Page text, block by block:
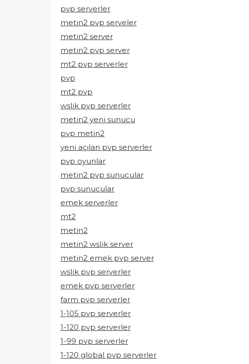
pvp serverler
metin2 pvp serveler
metin2 server
metin2 pvp server
mt2 pvp serverler
pvp
mt2 pvp
wslik pvp serverler
metin2 yeni sunucu
pvp metin2
yeni açılan pvp serverler
pvp oyunlar
metin2 pvp sunucular
pvp sunucular
emek serverler
mt2
metin2
metin2 wslik server
metin2 emek pvp server
wslik pvp serverler
emek pvp serverler
farm pvp serverler
1-105 pvp serverler
1-120 pvp serverler
1-99 pvp serverler
1-120 global pvp serverler